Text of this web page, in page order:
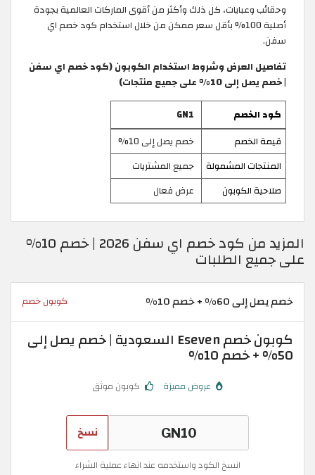
وحقائب وعبايات، كل ذلك وأكثر من أقوى الماركات العالمية بجودة
أصلية 100% بأقل سعر ممكن من خلال استخدام كود خصم اي
سفن.
تفاصيل العرض وشروط استخدام الكوبون (كود خصم اي سفن
| خصم يصل إلى 10% على جميع منتجات)
كود الخصم
GN1
قيمة الخصم
خصم يصل إلى 10%
المنتجات المشمولة
جميع المشتريات
صلاحية الكوبون
عرض فعال
المزيد من كود خصم اي سفن 2026 | خصم 10%
على جميع الطلبات
خصم يصل إلى 60% + خصم 10% كوبون خصم
كوبون خصم Eseven السعودية | خصم يصل إلى
50% + خصم 10%
عروض مميزة كوبون موثق
نسخ
انسخ الكود واستخدمه عند انهاء عملية الشراء